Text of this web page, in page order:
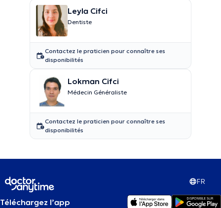
Leyla Cifci
Dentiste
Contactez le praticien pour connaître ses
disponibilités
Lokman Cifci
Médecin Généraliste
Contactez le praticien pour connaître ses
disponibilités
FR
Téléchargez l’app